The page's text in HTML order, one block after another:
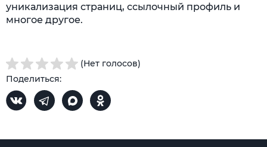
уникализация страниц, ссылочный профиль и
многое другое.
(Нет голосов)
Поделиться: